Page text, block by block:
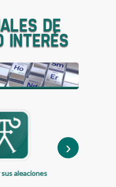
DE
INTERÉS
aleaciones
›